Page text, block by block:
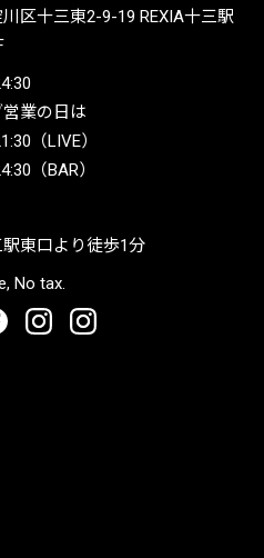
区十三東2-9-19 REXIA十三駅
業の日は
（LIVE）
（BAR）
駅東口より徒歩1分
No tax.